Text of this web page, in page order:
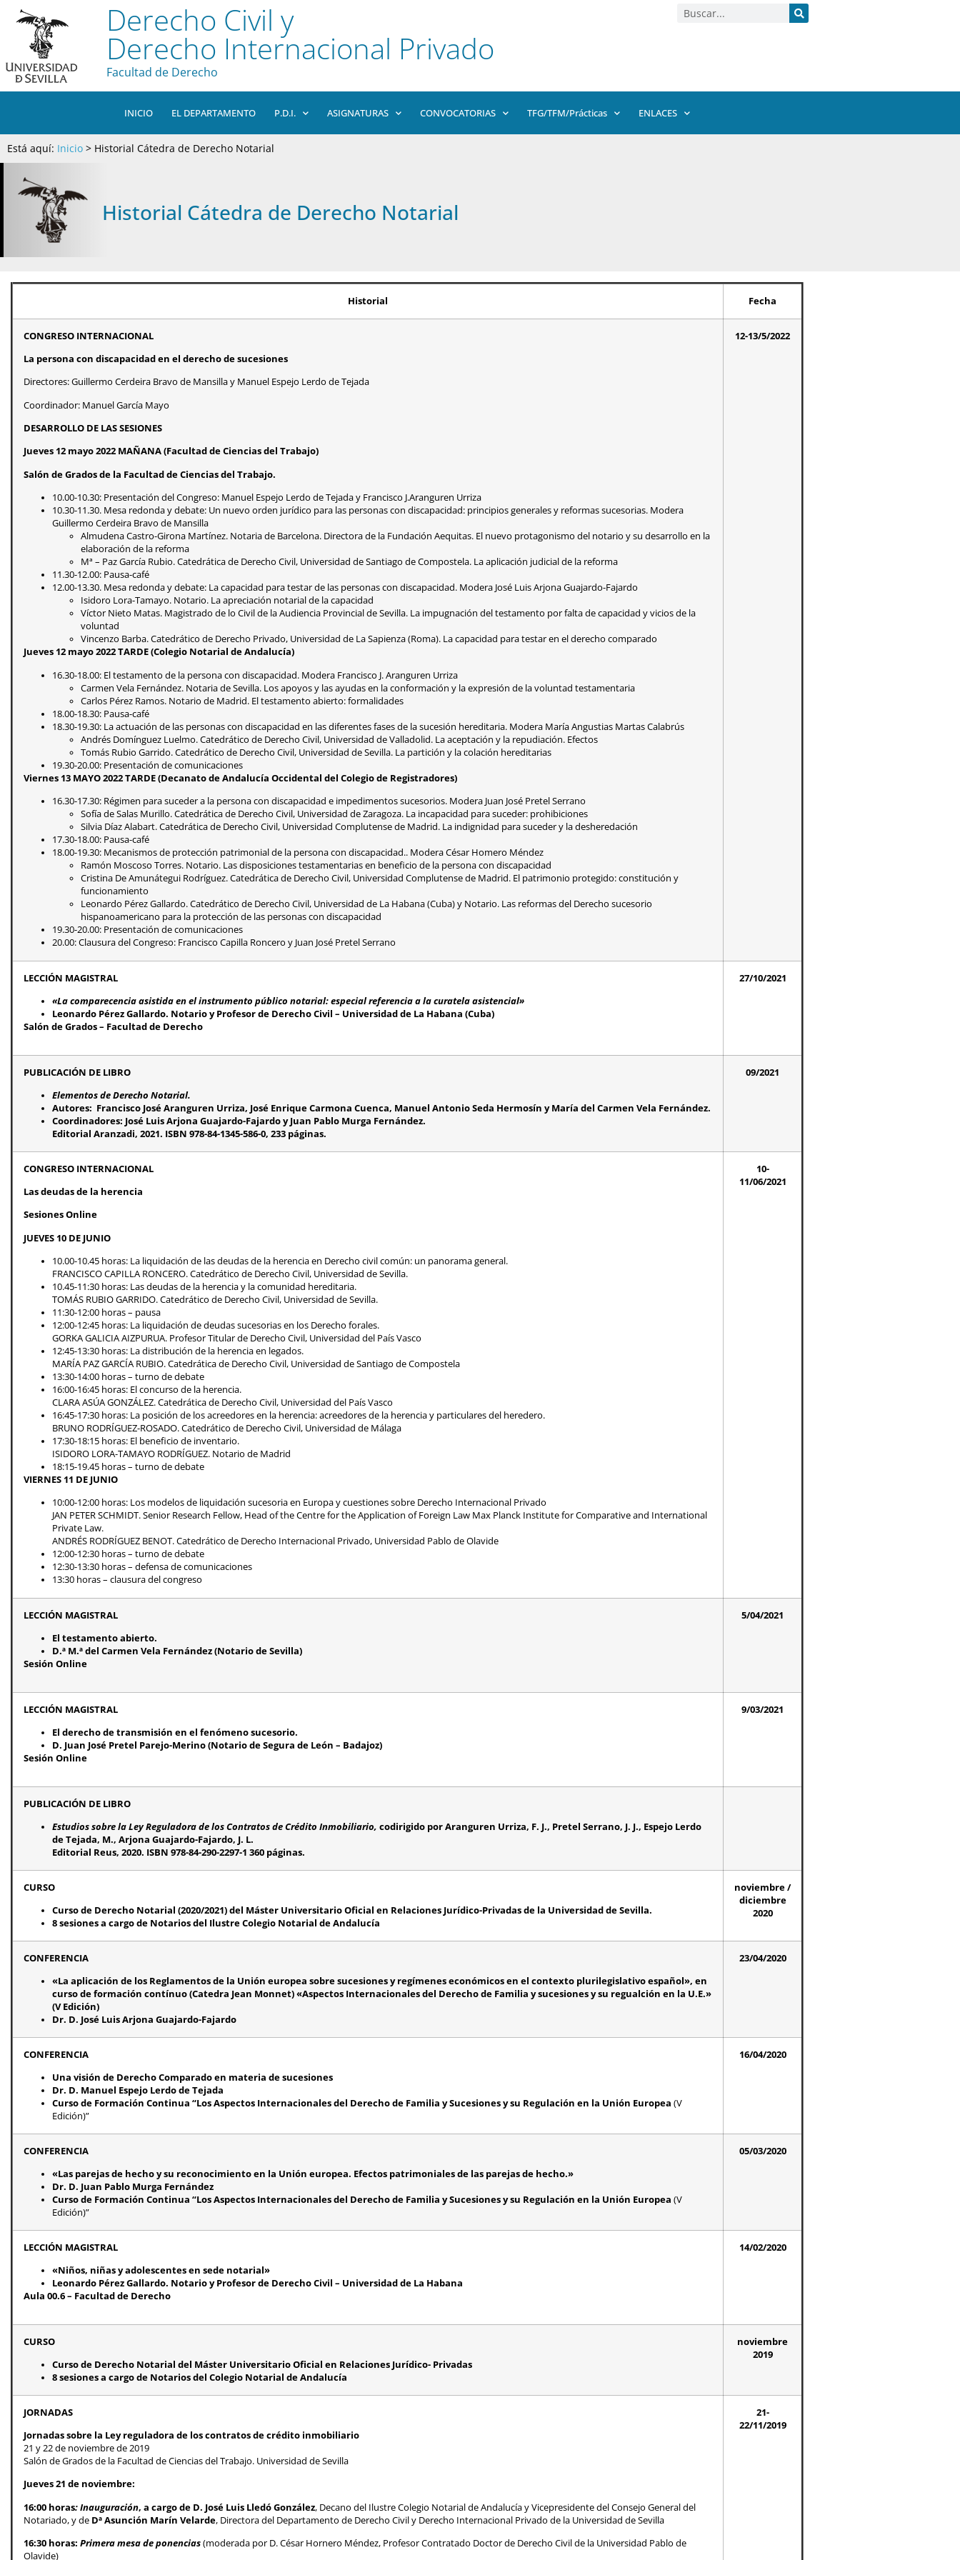
Derecho Civil y
Derecho Internacional Privado
Facultad de Derecho
INICIO EL DEPARTAMENTO P.D.I. ASIGNATURAS CONVOCATORIAS TFG/TFM/Prácticas ENLACES
Está aquí: Inicio > Historial Cátedra de Derecho Notarial
Historial Cátedra de Derecho Notarial
Historial Fecha
CONGRESO INTERNACIONAL
La persona con discapacidad en el derecho de sucesiones
Directores: Guillermo Cerdeira Bravo de Mansilla y Manuel Espejo Lerdo de Tejada
Coordinador: Manuel García Mayo
DESARROLLO DE LAS SESIONES
Jueves 12 mayo 2022 MAÑANA (Facultad de Ciencias del Trabajo)
Salón de Grados de la Facultad de Ciencias del Trabajo.
10.00-10.30: Presentación del Congreso: Manuel Espejo Lerdo de Tejada y Francisco J.Aranguren Urriza
10.30-11.30. Mesa redonda y debate: Un nuevo orden jurídico para las personas con discapacidad: principios generales y reformas sucesorias. Modera
Guillermo Cerdeira Bravo de Mansilla
Almudena Castro-Girona Martínez. Notaria de Barcelona. Directora de la Fundación Aequitas. El nuevo protagonismo del notario y su desarrollo en la
elaboración de la reforma
Mª – Paz García Rubio. Catedrática de Derecho Civil, Universidad de Santiago de Compostela. La aplicación judicial de la reforma
11.30-12.00: Pausa-café
12.00-13.30. Mesa redonda y debate: La capacidad para testar de las personas con discapacidad. Modera José Luis Arjona Guajardo-Fajardo
Isidoro Lora-Tamayo. Notario. La apreciación notarial de la capacidad
Víctor Nieto Matas. Magistrado de lo Civil de la Audiencia Provincial de Sevilla. La impugnación del testamento por falta de capacidad y vicios de la
voluntad
Vincenzo Barba. Catedrático de Derecho Privado, Universidad de La Sapienza (Roma). La capacidad para testar en el derecho comparado
Jueves 12 mayo 2022 TARDE (Colegio Notarial de Andalucía)
16.30-18.00: El testamento de la persona con discapacidad. Modera Francisco J. Aranguren Urriza
Carmen Vela Fernández. Notaria de Sevilla. Los apoyos y las ayudas en la conformación y la expresión de la voluntad testamentaria
Carlos Pérez Ramos. Notario de Madrid. El testamento abierto: formalidades
18.00-18.30: Pausa-café
18.30-19.30: La actuación de las personas con discapacidad en las diferentes fases de la sucesión hereditaria. Modera María Angustias Martas Calabrús
Andrés Domínguez Luelmo. Catedrático de Derecho Civil, Universidad de Valladolid. La aceptación y la repudiación. Efectos
Tomás Rubio Garrido. Catedrático de Derecho Civil, Universidad de Sevilla. La partición y la colación hereditarias
19.30-20.00: Presentación de comunicaciones
Viernes 13 MAYO 2022 TARDE (Decanato de Andalucía Occidental del Colegio de Registradores)
16.30-17.30: Régimen para suceder a la persona con discapacidad e impedimentos sucesorios. Modera Juan José Pretel Serrano
Sofía de Salas Murillo. Catedrática de Derecho Civil, Universidad de Zaragoza. La incapacidad para suceder: prohibiciones
Silvia Díaz Alabart. Catedrática de Derecho Civil, Universidad Complutense de Madrid. La indignidad para suceder y la desheredación
17.30-18.00: Pausa-café
18.00-19.30: Mecanismos de protección patrimonial de la persona con discapacidad.. Modera César Homero Méndez
Ramón Moscoso Torres. Notario. Las disposiciones testamentarias en beneficio de la persona con discapacidad
Cristina De Amunátegui Rodríguez. Catedrática de Derecho Civil, Universidad Complutense de Madrid. El patrimonio protegido: constitución y
funcionamiento
Leonardo Pérez Gallardo. Catedrático de Derecho Civil, Universidad de La Habana (Cuba) y Notario. Las reformas del Derecho sucesorio
hispanoamericano para la protección de las personas con discapacidad
19.30-20.00: Presentación de comunicaciones
20.00: Clausura del Congreso: Francisco Capilla Roncero y Juan José Pretel Serrano
12-13/5/2022
LECCIÓN MAGISTRAL
«La comparecencia asistida en el instrumento público notarial: especial referencia a la curatela asistencial»
Leonardo Pérez Gallardo. Notario y Profesor de Derecho Civil – Universidad de La Habana (Cuba)
Salón de Grados – Facultad de Derecho
27/10/2021
PUBLICACIÓN DE LIBRO
Elementos de Derecho Notarial.
Autores: Francisco José Aranguren Urriza, José Enrique Carmona Cuenca, Manuel Antonio Seda Hermosín y María del Carmen Vela Fernández.
Coordinadores: José Luis Arjona Guajardo-Fajardo y Juan Pablo Murga Fernández.
Editorial Aranzadi, 2021. ISBN 978-84-1345-586-0, 233 páginas.
09/2021
CONGRESO INTERNACIONAL
Las deudas de la herencia
Sesiones Online
JUEVES 10 DE JUNIO
10.00-10.45 horas: La liquidación de las deudas de la herencia en Derecho civil común: un panorama general.
FRANCISCO CAPILLA RONCERO. Catedrático de Derecho Civil, Universidad de Sevilla.
10.45-11:30 horas: Las deudas de la herencia y la comunidad hereditaria.
TOMÁS RUBIO GARRIDO. Catedrático de Derecho Civil, Universidad de Sevilla.
11:30-12:00 horas – pausa
12:00-12:45 horas: La liquidación de deudas sucesorias en los Derecho forales.
GORKA GALICIA AIZPURUA. Profesor Titular de Derecho Civil, Universidad del País Vasco
12:45-13:30 horas: La distribución de la herencia en legados.
MARÍA PAZ GARCÍA RUBIO. Catedrática de Derecho Civil, Universidad de Santiago de Compostela
13:30-14:00 horas – turno de debate
16:00-16:45 horas: El concurso de la herencia.
CLARA ASÚA GONZÁLEZ. Catedrática de Derecho Civil, Universidad del País Vasco
16:45-17:30 horas: La posición de los acreedores en la herencia: acreedores de la herencia y particulares del heredero.
BRUNO RODRÍGUEZ-ROSADO. Catedrático de Derecho Civil, Universidad de Málaga
17:30-18:15 horas: El beneficio de inventario.
ISIDORO LORA-TAMAYO RODRÍGUEZ. Notario de Madrid
18:15-19.45 horas – turno de debate
VIERNES 11 DE JUNIO
10:00-12:00 horas: Los modelos de liquidación sucesoria en Europa y cuestiones sobre Derecho Internacional Privado
JAN PETER SCHMIDT. Senior Research Fellow, Head of the Centre for the Application of Foreign Law Max Planck Institute for Comparative and International
Private Law.
ANDRÉS RODRÍGUEZ BENOT. Catedrático de Derecho Internacional Privado, Universidad Pablo de Olavide
12:00-12:30 horas – turno de debate
12:30-13:30 horas – defensa de comunicaciones
13:30 horas – clausura del congreso
10-
11/06/2021
LECCIÓN MAGISTRAL
El testamento abierto.
D.ª M.ª del Carmen Vela Fernández (Notario de Sevilla)
Sesión Online
5/04/2021
LECCIÓN MAGISTRAL
El derecho de transmisión en el fenómeno sucesorio.
D. Juan José Pretel Parejo-Merino (Notario de Segura de León – Badajoz)
Sesión Online
9/03/2021
PUBLICACIÓN DE LIBRO
Estudios sobre la Ley Reguladora de los Contratos de Crédito Inmobiliario, codirigido por Aranguren Urriza, F. J., Pretel Serrano, J. J., Espejo Lerdo
de Tejada, M., Arjona Guajardo-Fajardo, J. L.
Editorial Reus, 2020. ISBN 978-84-290-2297-1 360 páginas.
CURSO
Curso de Derecho Notarial (2020/2021) del Máster Universitario Oficial en Relaciones Jurídico-Privadas de la Universidad de Sevilla.
8 sesiones a cargo de Notarios del Ilustre Colegio Notarial de Andalucía
noviembre /
diciembre
2020
CONFERENCIA
«La aplicación de los Reglamentos de la Unión europea sobre sucesiones y regímenes económicos en el contexto plurilegislativo español», en
curso de formación contínuo (Catedra Jean Monnet) «Aspectos Internacionales del Derecho de Familia y sucesiones y su regualción en la U.E.»
(V Edición)
Dr. D. José Luis Arjona Guajardo-Fajardo
23/04/2020
CONFERENCIA
Una visión de Derecho Comparado en materia de sucesiones
Dr. D. Manuel Espejo Lerdo de Tejada
Curso de Formación Continua “Los Aspectos Internacionales del Derecho de Familia y Sucesiones y su Regulación en la Unión Europea (V
Edición)”
16/04/2020
CONFERENCIA
«Las parejas de hecho y su reconocimiento en la Unión europea. Efectos patrimoniales de las parejas de hecho.»
Dr. D. Juan Pablo Murga Fernández
Curso de Formación Continua “Los Aspectos Internacionales del Derecho de Familia y Sucesiones y su Regulación en la Unión Europea (V
Edición)”
05/03/2020
LECCIÓN MAGISTRAL
«Niños, niñas y adolescentes en sede notarial»
Leonardo Pérez Gallardo. Notario y Profesor de Derecho Civil – Universidad de La Habana
Aula 00.6 – Facultad de Derecho
14/02/2020
CURSO
Curso de Derecho Notarial del Máster Universitario Oficial en Relaciones Jurídico- Privadas
8 sesiones a cargo de Notarios del Colegio Notarial de Andalucía
noviembre
2019
JORNADAS
Jornadas sobre la Ley reguladora de los contratos de crédito inmobiliario
21 y 22 de noviembre de 2019
Salón de Grados de la Facultad de Ciencias del Trabajo. Universidad de Sevilla
Jueves 21 de noviembre:
16:00 horas: Inauguración, a cargo de D. José Luis Lledó González, Decano del Ilustre Colegio Notarial de Andalucía y Vicepresidente del Consejo General del
Notariado, y de Dª Asunción Marín Velarde, Directora del Departamento de Derecho Civil y Derecho Internacional Privado de la Universidad de Sevilla
16:30 horas: Primera mesa de ponencias(moderada por D. César Hornero Méndez, Profesor Contratado Doctor de Derecho Civil de la Universidad Pablo de
Olavide)
21-
22/11/2019